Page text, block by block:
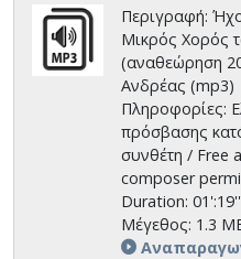
Περιγραφή:
Μικρός Χορός
(αναθεώρηση
Ανδρέας (mp3)
Πληροφορίες:
πρόσβασης
συνθέτη / Free
composer
Duration: 01':19''
Μέγεθος: 1.3